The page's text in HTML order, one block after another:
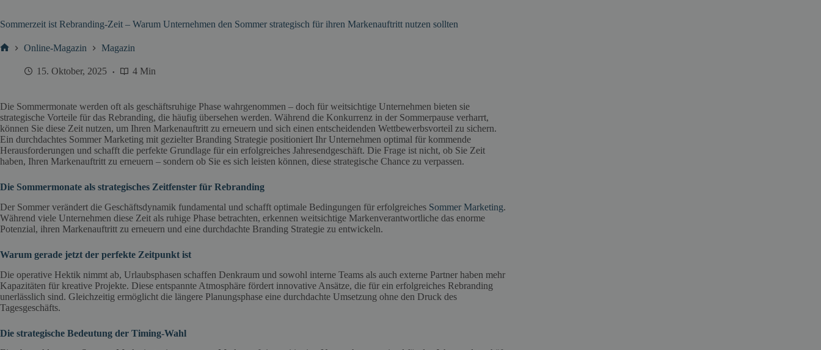
Sommerzeit ist Rebranding-Zeit – Warum Unternehmen den Sommer strategisch für ihren Markenauftritt nutzen sollten
Online-Magazin Magazin
15. Oktober, 2025 4 Min
Die Sommermonate werden oft als geschäftsruhige Phase wahrgenommen – doch für weitsichtige Unternehmen bieten sie
strategische Vorteile für das Rebranding, die häufig übersehen werden. Während die Konkurrenz in der Sommerpause verharrt,
können Sie diese Zeit nutzen, um Ihren Markenauftritt zu erneuern und sich einen entscheidenden Wettbewerbsvorteil zu sichern.
Ein durchdachtes Sommer Marketing mit gezielter Branding Strategie positioniert Ihr Unternehmen optimal für kommende
Herausforderungen und schafft die perfekte Grundlage für ein erfolgreiches Jahresendgeschäft. Die Frage ist nicht, ob Sie Zeit
haben, Ihren Markenauftritt zu erneuern – sondern ob Sie es sich leisten können, diese strategische Chance zu verpassen.
Die Sommermonate als strategisches Zeitfenster für Rebranding
Der Sommer verändert die Geschäftsdynamik fundamental und schafft optimale Bedingungen für erfolgreiches Sommer Marketing.
Während viele Unternehmen diese Zeit als ruhige Phase betrachten, erkennen weitsichtige Markenverantwortliche das enorme
Potenzial, ihren Markenauftritt zu erneuern und eine durchdachte Branding Strategie zu entwickeln.
Warum gerade jetzt der perfekte Zeitpunkt ist
Die operative Hektik nimmt ab, Urlaubsphasen schaffen Denkraum und sowohl interne Teams als auch externe Partner haben mehr
Kapazitäten für kreative Projekte. Diese entspannte Atmosphäre fördert innovative Ansätze, die für ein erfolgreiches Rebranding
unerlässlich sind. Gleichzeitig ermöglicht die längere Planungsphase eine durchdachte Umsetzung ohne den Druck des
Tagesgeschäfts.
Die strategische Bedeutung der Timing-Wahl